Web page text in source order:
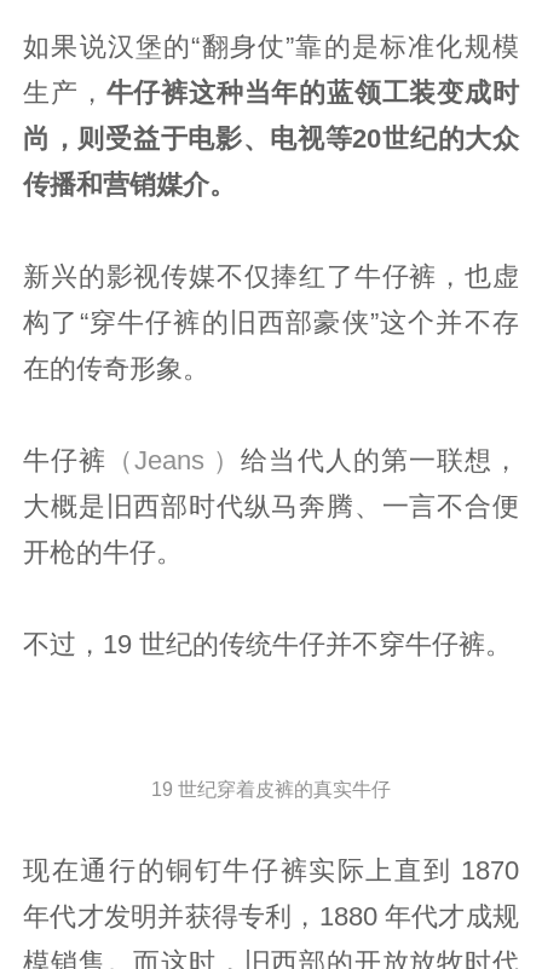
如果说汉堡的“翻身仗”靠的是标准化规模
生产， 牛仔裤这种当年的蓝领工装变成时
尚，则受益于电影、电视等20世纪的大众
传播和营销媒介。
新兴的影视传媒不仅捧红了牛仔裤，也虚
构了“穿牛仔裤的旧西部豪侠”这个并不存
在的传奇形象。
牛仔裤 （Jeans ）给当代人的第一联想，
大概是旧西部时代纵马奔腾、一言不合便
开枪的牛仔。
不过，19 世纪的传统牛仔并不穿牛仔裤。
19 世纪穿着皮裤的真实牛仔
现在通行的铜钉牛仔裤实际上直到 1870
年代才发明并获得专利，1880 年代才成规
模销售。而这时，旧西部的开放放牧时代